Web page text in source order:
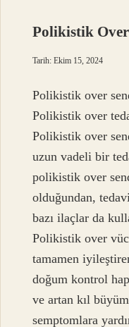
Polikistik Over
Tarih: Ekim 15, 2024
Polikistik over
Polikistik over
Polikistik over
uzun vadeli bir
polikistik over
olduğundan,
bazı ilaçlar da
Polikistik over
tamamen
doğum kontrol
ve artan kıl
semptomlara